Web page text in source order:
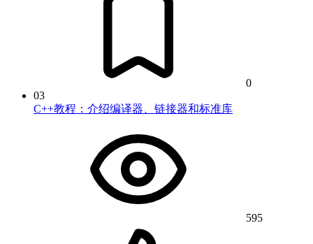
0
03
C++教程：介绍编译器、链接器和标准库
595